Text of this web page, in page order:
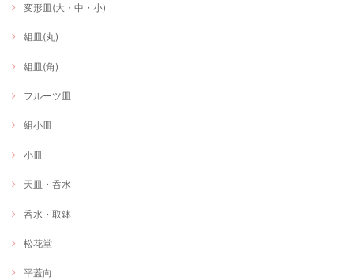
変形皿(大・中・小)
組皿(丸)
組皿(角)
フルーツ皿
組小皿
小皿
天皿・呑水
呑水・取鉢
松花堂
平蓋向